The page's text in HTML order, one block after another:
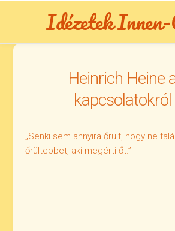
Idézetek
Heinrich Heine
kapcsolatokról
„Senki sem annyira őrült, hogy ne
őrültebbet, aki megérti őt.”